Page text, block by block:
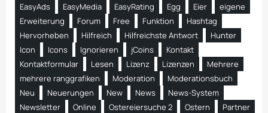
EasyAds
EasyMedia EasyRating Egg Eier
eigene
Erweiterung
Forum Free Funktion
Hashtag
Hervorheben
Hilfreich Hilfreichste Antwort
Hunter
Icon
Icons Ignorieren jCoins
Kontakt
Kontaktformular
Lesen Lizenz Lizenzen
Mehrere
mehrere ranggrafiken
Moderation
Moderationsbuch
Neu
Neuerungen New News
News-System
Newsletter
Online Ostereiersuche 2 Ostern
Partner